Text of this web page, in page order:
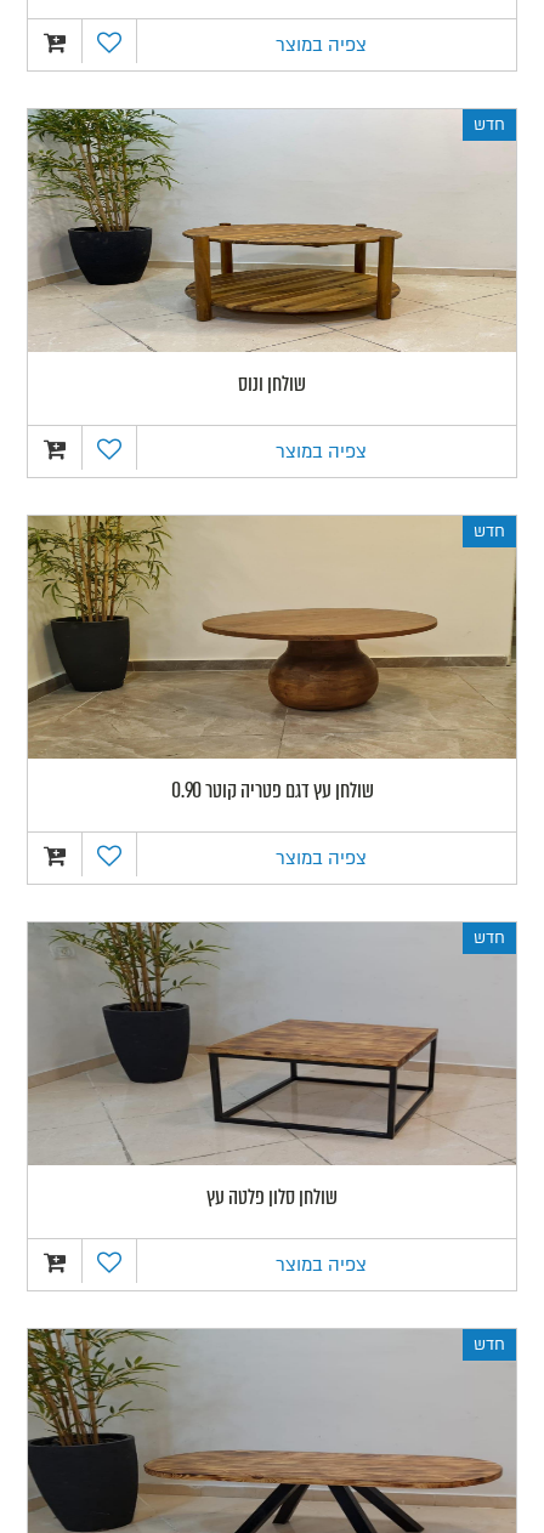
צפיה במוצר
שולחן ונוס
צפיה במוצר
חדש
שולחן עץ דגם פטריה קוטר 0.90
צפיה במוצר
חדש
שולחן סלון פלטה עץ
צפיה במוצר
חדש
חדש